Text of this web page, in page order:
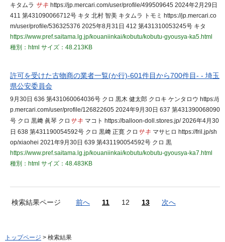
キタムラ サキ https://jp.mercari.com/user/profile/499509645 2024年2月29日
411 第431090066712号 キタ 北村 智美 キタムラ トモミ https://jp.mercari.co
m/user/profile/536325376 2025年8月31日 412 第431310053245号 キタ
https://www.pref.saitama.lg.jp/kouaniinkai/kobutu/kobutu-gyousya-ka5.html
種別：html サイズ：48.213KB
許可を受けた古物商の業者一覧(か行)-601件目から700件目- - 埼玉
県公安委員会
9月30日 636 第431060064036号 クロ 黒木 健太郎 クロキ ケンタロウ https://j
p.mercari.com/user/profile/126822605 2024年9月30日 637 第431390068090
号 クロ 黒﨑 眞琴 クロ サキ マコト https://balloon-doll.stores.jp/ 2026年4月30
日 638 第431190054592号 クロ 黒﨑 正寛 クロ サキ マサヒロ https://fril.jp/sh
op/xiaohei 2021年9月30日 639 第431190054592号 クロ 黒
https://www.pref.saitama.lg.jp/kouaniinkai/kobutu/kobutu-gyousya-ka7.html
種別：html サイズ：48.483KB
検索結果ページ 前へ 11 12 13 次へ
トップページ > 検索結果